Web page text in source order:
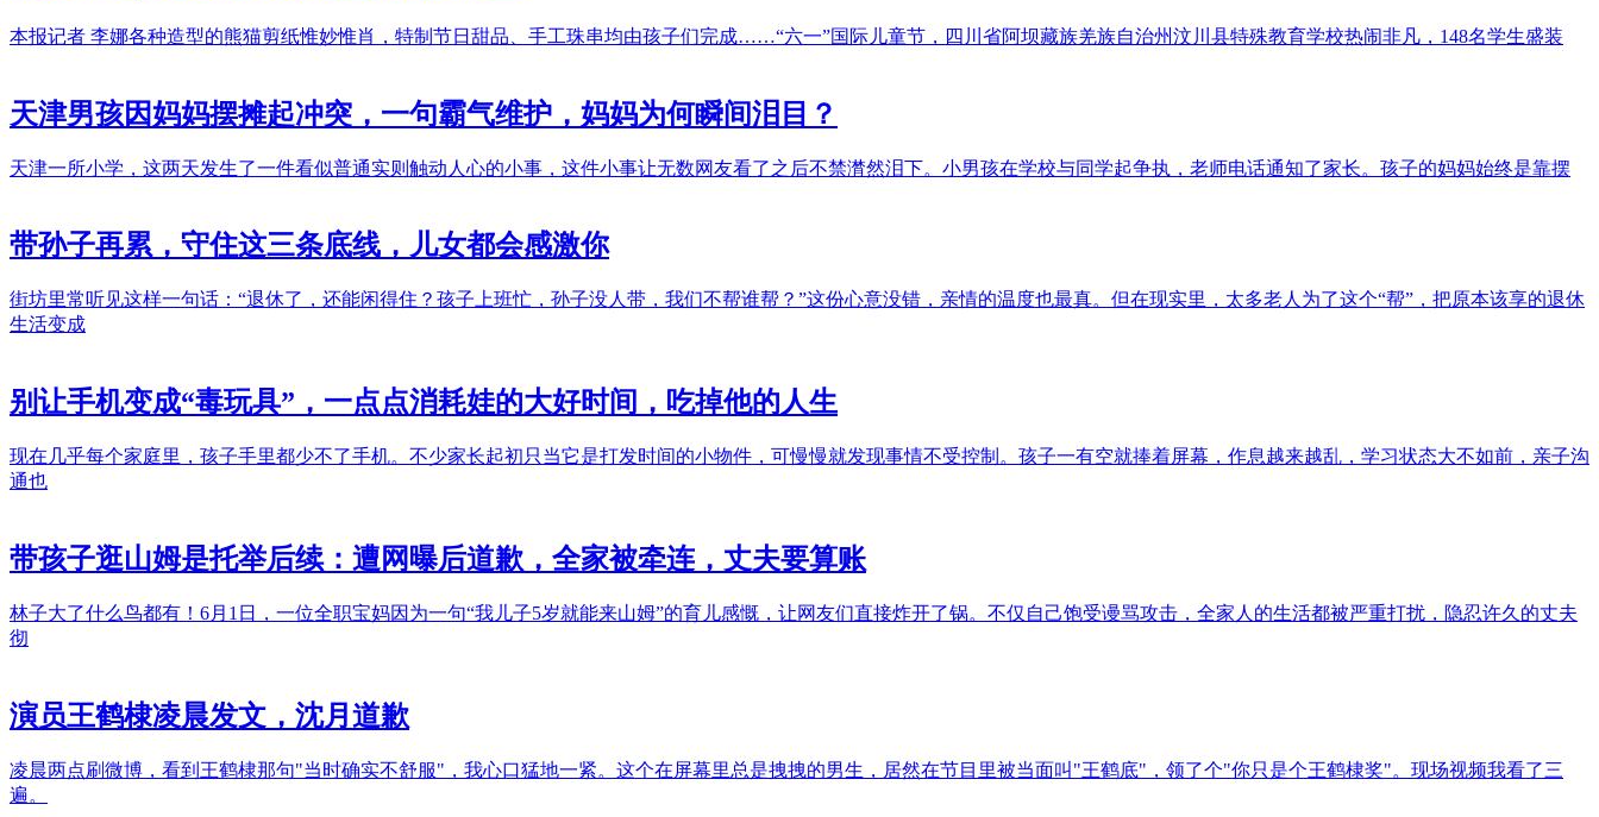
本报记者 李娜各种造型的熊猫剪纸惟妙惟肖，特制节日甜品、手工珠串均由孩子们完成……“六一”国际儿童节，四川省阿坝藏族羌族自治州汶川县特殊教育学校热闹非凡，148名学生盛装
天津男孩因妈妈摆摊起冲突，一句霸气维护，妈妈为何瞬间泪目？
天津一所小学，这两天发生了一件看似普通实则触动人心的小事，这件小事让无数网友看了之后不禁潸然泪下。小男孩在学校与同学起争执，老师电话通知了家长。孩子的妈妈始终是靠摆
带孙子再累，守住这三条底线，儿女都会感激你
街坊里常听见这样一句话：“退休了，还能闲得住？孩子上班忙，孙子没人带，我们不帮谁帮？”这份心意没错，亲情的温度也最真。但在现实里，太多老人为了这个“帮”，把原本该享的退休
生活变成
别让手机变成“毒玩具”，一点点消耗娃的大好时间，吃掉他的人生
现在几乎每个家庭里，孩子手里都少不了手机。不少家长起初只当它是打发时间的小物件，可慢慢就发现事情不受控制。孩子一有空就捧着屏幕，作息越来越乱，学习状态大不如前，亲子沟
通也
带孩子逛山姆是托举后续：遭网曝后道歉，全家被牵连，丈夫要算账
林子大了什么鸟都有！6月1日，一位全职宝妈因为一句“我儿子5岁就能来山姆”的育儿感慨，让网友们直接炸开了锅。不仅自己饱受谩骂攻击，全家人的生活都被严重打扰，隐忍许久的丈夫
彻
演员王鹤棣凌晨发文，沈月道歉
凌晨两点刷微博，看到王鹤棣那句"当时确实不舒服"，我心口猛地一紧。这个在屏幕里总是拽拽的男生，居然在节目里被当面叫"王鹤底"，领了个"你只是个王鹤棣奖"。现场视频我看了三
遍。